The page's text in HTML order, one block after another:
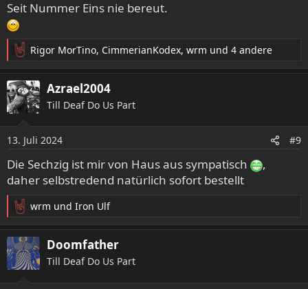
Seit Nummer Eins nie bereut.
R
e
a
k
t
n
e
n
:
Rigor MorTino, CimmerianKodex, wrm und 4 andere
Azrael2004
Till Deaf Do Us Part
13. Juli 2024 #9
Die Sechzig ist mir von Haus aus sympatisch
,
daher selbstredend natürlich sofort bestellt
R
e
a
k
t
wrm und Iron Ulf
Doomfather
Till Deaf Do Us Part